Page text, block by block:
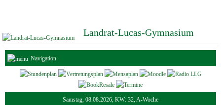
Landrat-Lucas-Gymnasium
Navigation
Samstag, 08.08.2026, KW: 32, A-Woche